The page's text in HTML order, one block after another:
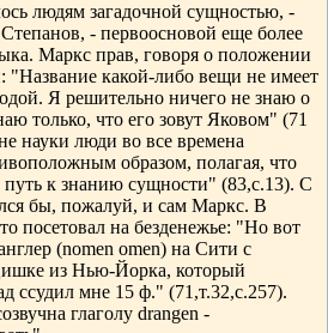
людям загадочной сущностью, -
- первоосновой еще более
Маркс прав, говоря о положении
"Название какой-либо вещи не имеет
Я решительно ничего не знаю о
только, что его зовут Яковом" (71
науки люди во все времена
образом, полагая, что
к знанию сущности" (83,с.13). С
бы, пожалуй, и сам Маркс. В
посетовал на безденежье: "Но вот
(nomen omen) на Сити с
из Нью-Йорка, который
ссудил мне 15 ф." (71,т.32,с.257).
глаголу drangen -